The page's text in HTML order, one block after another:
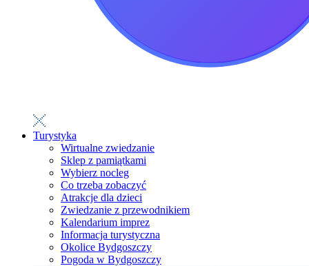
Turystyka
Wirtualne zwiedzanie
Sklep z pamiątkami
Wybierz nocleg
Co trzeba zobaczyć
Atrakcje dla dzieci
Zwiedzanie z przewodnikiem
Kalendarium imprez
Informacja turystyczna
Okolice Bydgoszczy
Pogoda w Bydgoszczy